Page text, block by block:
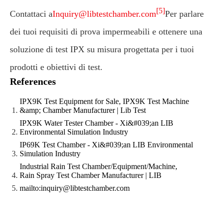
Contattaci aInquiry@libtestchamber.com[5]Per parlare
dei tuoi requisiti di prova impermeabili e ottenere una
soluzione di test IPX su misura progettata per i tuoi
prodotti e obiettivi di test.
References
IPX9K Test Equipment for Sale, IPX9K Test Machine
&amp; Chamber Manufacturer | Lib Test
IPX9K Water Tester Chamber - Xi&#039;an LIB
Environmental Simulation Industry
IP69K Test Chamber - Xi&#039;an LIB Environmental
Simulation Industry
Industrial Rain Test Chamber/Equipment/Machine,
Rain Spray Test Chamber Manufacturer | LIB
mailto:inquiry@libtestchamber.com